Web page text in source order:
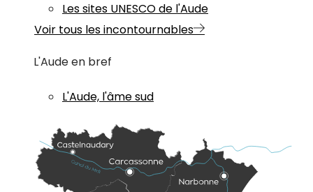
Les sites UNESCO de l'Aude
Voir tous les incontournables
L'Aude en bref
L'Aude, l'âme sud